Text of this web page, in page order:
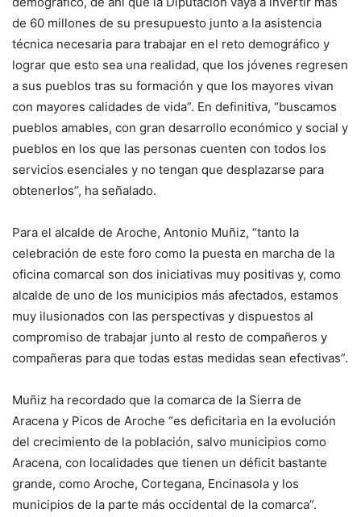
de 60 millones de su presupuesto junto a la asistencia
técnica necesaria para trabajar en el reto demográfico y
lograr que esto sea una realidad, que los jóvenes regresen
a sus pueblos tras su formación y que los mayores vivan
con mayores calidades de vida”. En definitiva, “buscamos
pueblos amables, con gran desarrollo económico y social y
pueblos en los que las personas cuenten con todos los
servicios esenciales y no tengan que desplazarse para
obtenerlos”, ha señalado.
Para el alcalde de Aroche, Antonio Muñiz, “tanto la
celebración de este foro como la puesta en marcha de la
oficina comarcal son dos iniciativas muy positivas y, como
alcalde de uno de los municipios más afectados, estamos
muy ilusionados con las perspectivas y dispuestos al
compromiso de trabajar junto al resto de compañeros y
compañeras para que todas estas medidas sean efectivas”.
Muñiz ha recordado que la comarca de la Sierra de
Aracena y Picos de Aroche “es deficitaria en la evolución
del crecimiento de la población, salvo municipios como
Aracena, con localidades que tienen un déficit bastante
grande, como Aroche, Cortegana, Encinasola y los
municipios de la parte más occidental de la comarca”.